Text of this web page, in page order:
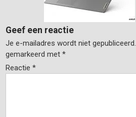
Geef een reactie
Je e-mailadres wordt niet gepubliceerd.
gemarkeerd met*
Reactie*